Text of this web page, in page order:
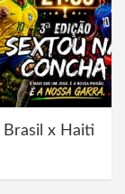
Brasil x Haiti